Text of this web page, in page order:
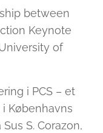
between
Keynote
of
i PCS – et
Københavns
S. Corazon,